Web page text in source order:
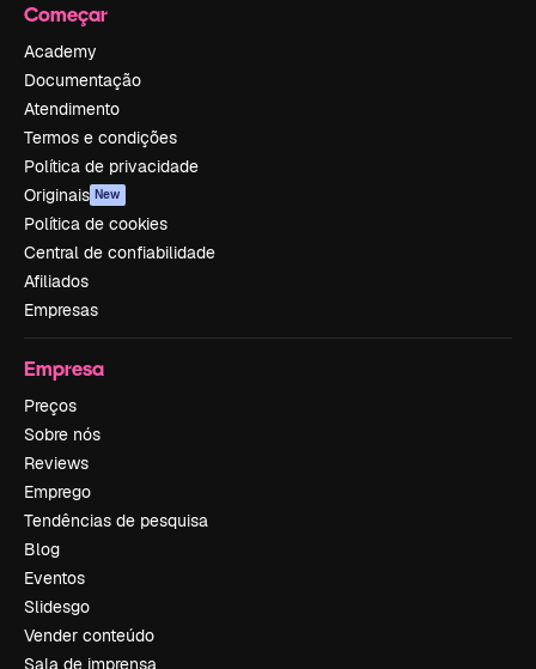
Começar
Academy
Documentação
Atendimento
Termos e condições
Política de privacidade
Originais New
Política de cookies
Central de confiabilidade
Afiliados
Empresas
Empresa
Preços
Sobre nós
Reviews
Emprego
Tendências de pesquisa
Blog
Eventos
Slidesgo
Vender conteúdo
Sala de imprensa